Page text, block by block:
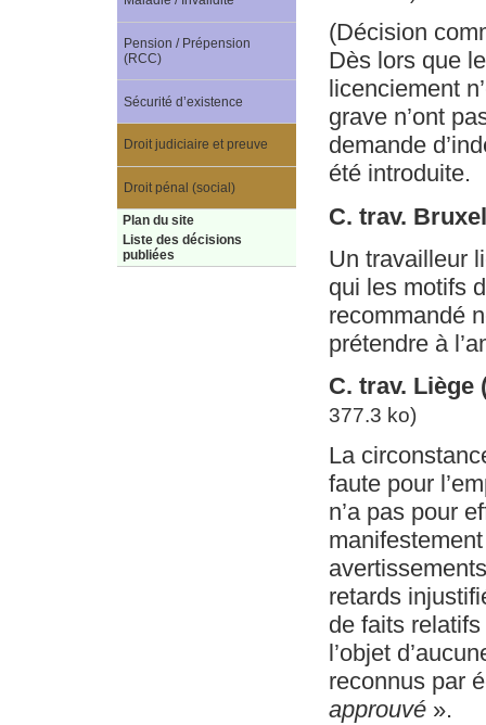
(Décision
Dès lors que
licenciement
grave n’ont
demande
été introduite.
C. trav.
Un travailleur
qui les motifs
recommandé
prétendre à
C. trav. Liège
377.3 ko)
La
faute pour
n’a pas pour
retards
de faits relatifs
l’objet
reconnus par
approuvé».
Pension / Prépension
(RCC)
Sécurité d’existence
Droit judiciaire et preuve
Droit pénal (social)
Plan du site
Liste des décisions
publiées